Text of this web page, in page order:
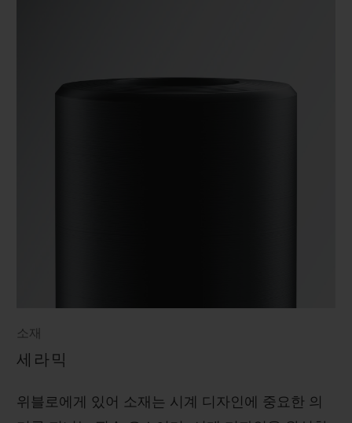
소재
세라믹
위블로에게 있어 소재는 시계 디자인에 중요한 의